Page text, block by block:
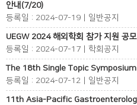
안내(7/20)
등록일 : 2024-07-19 | 일반공지
UEGW 2024 해외학회 참가 지원 공
등록일 : 2024-07-17 | 학회공지
The 18th Single Topic Symposium
등록일 : 2024-07-12 | 일반공지
11th Asia-Pacific